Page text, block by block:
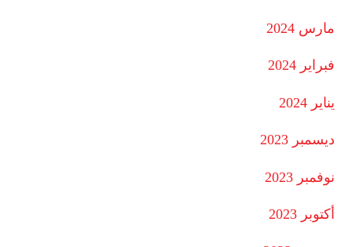
مارس 2024
فبراير 2024
يناير 2024
ديسمبر 2023
نوفمبر 2023
أكتوبر 2023